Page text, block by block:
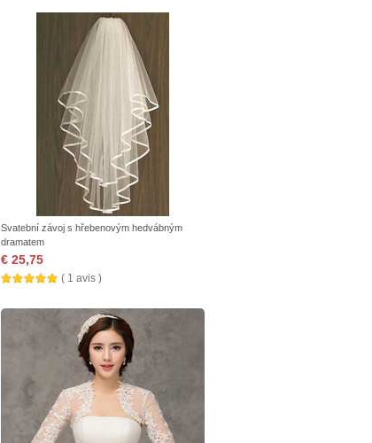
Svatební závoj s hřebenovým hedvábným
dramatem
€ 25,75
( 1 avis )